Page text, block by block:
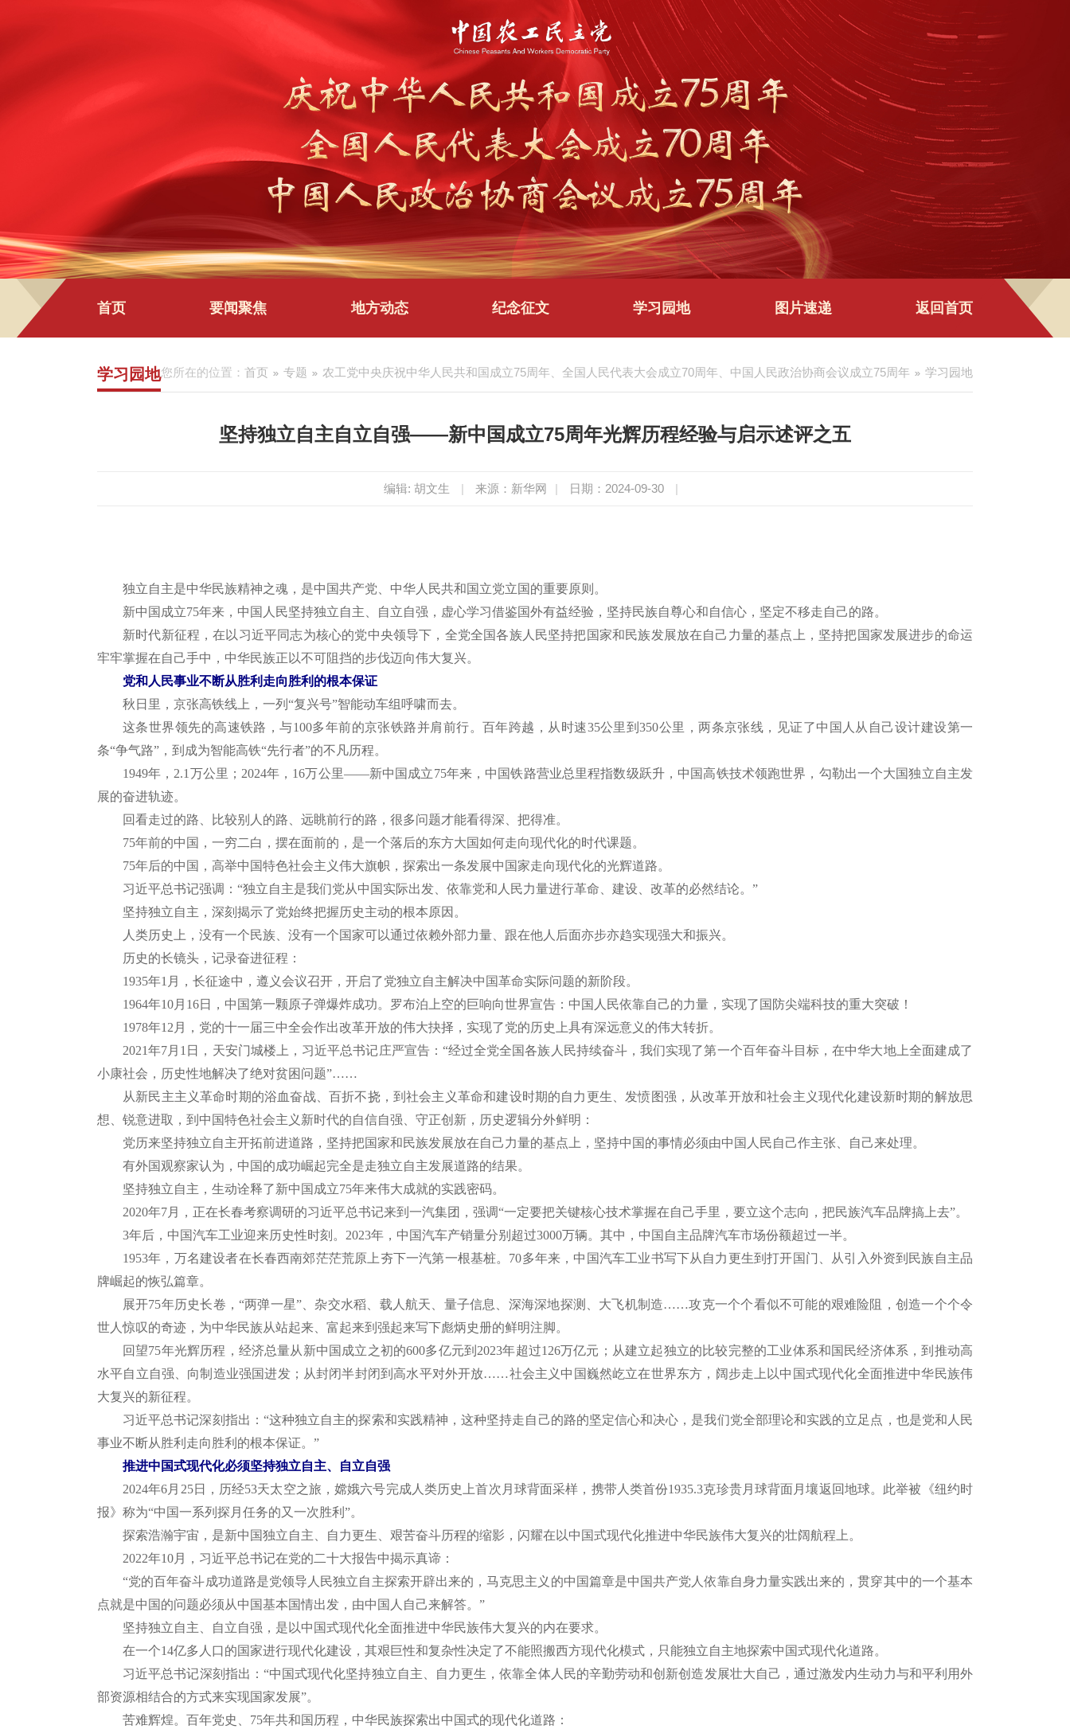
首页 要闻聚焦 地方动态 纪念征文 学习园地 图片速递 返回首页
您所在的位置： 首页 专题 农工党中央庆祝中华人民共和国成立75周年、全国人民代表大会成立70周年、中国人民政治协商会议成立75周年 学习园地
学习园地
坚持独立自主自立自强——新中国成立75周年光辉历程经验与启示述评之五
编辑: 胡文生 | 来源：新华网 | 日期：2024-09-30 |
独立自主是中华民族精神之魂，是中国共产党、中华人民共和国立党立国的重要原则。
新中国成立75年来，中国人民坚持独立自主、自立自强，虚心学习借鉴国外有益经验，坚持民族自尊心和自信心，坚定不移走自己的路。
新时代新征程，在以习近平同志为核心的党中央领导下，全党全国各族人民坚持把国家和民族发展放在自己力量的基点上，坚持把国家发展进步的命运
牢牢掌握在自己手中，中华民族正以不可阻挡的步伐迈向伟大复兴。
党和人民事业不断从胜利走向胜利的根本保证
秋日里，京张高铁线上，一列 “复兴号”智能动车组呼啸而去。
这条世界领先的高速铁路，与100多年前的京张铁路并肩前行。百年跨越，从时速35公里到350公里，两条京张线，见证了中国人从自己设计建设第一
条“争气路”，到成为智能高铁“先行者”的不凡历程。
1949年，2.1万公里；2024年，16万公里——新中国成立75年来，中国铁路营业总里程指数级跃升，中国高铁技术领跑世界，勾勒出一个大国独立自主发
展的奋进轨迹。
回看走过的路、比较别人的路、远眺前行的路，很多问题才能看得深、把得准。
75年前的中国，一穷二白，摆在面前的，是一个落后的东方大国如何走向现代化的时代课题。
75年后的中国，高举中国特色社会主义伟大旗帜，探索出一条发展中国家走向现代化的光辉道路。
习近平总书记强调： “独立自主是我们党从中国实际出发、依靠党和人民力量进行革命、建设、改革的必然结论。”
坚持独立自主，深刻揭示了党始终把握历史主动的根本原因。
人类历史上，没有一个民族、没有一个国家可以通过依赖外部力量、跟在他人后面亦步亦趋实现强大和振兴。
历史的长镜头，记录奋进征程：
1935年1月，长征途中，遵义会议召开，开启了党独立自主解决中国革命实际问题的新阶段。
1964年10月16日，中国第一颗原子弹爆炸成功。罗布泊上空的巨响向世界宣告：中国人民依靠自己的力量，实现了国防尖端科技的重大突破！
1978年12月，党的十一届三中全会作出改革开放的伟大抉择，实现了党的历史上具有深远意义的伟大转折。
2021年7月1日，天安门城楼上，习近平总书记庄严宣告：“经过全党全国各族人民持续奋斗，我们实现了第一个百年奋斗目标，在中华大地上全面建成了
小康社会，历史性地解决了绝对贫困问题”……
从新民主主义革命时期的浴血奋战、百折不挠，到社会主义革命和建设时期的自力更生、发愤图强，从改革开放和社会主义现代化建设新时期的解放思
想、锐意进取，到中国特色社会主义新时代的自信自强、守正创新，历史逻辑分外鲜明：
党历来坚持独立自主开拓前进道路，坚持把国家和民族发展放在自己力量的基点上，坚持中国的事情必须由中国人民自己作主张、自己来处理。
有外国观察家认为，中国的成功崛起完全是走独立自主发展道路的结果。
坚持独立自主，生动诠释了新中国成立75年来伟大成就的实践密码。
2020年7月，正在长春考察调研的习近平总书记来到一汽集团，强调“一定要把关键核心技术掌握在自己手里，要立这个志向，把民族汽车品牌搞上去”。
3年后，中国汽车工业迎来历史性时刻。2023年，中国汽车产销量分别超过3000万辆。其中，中国自主品牌汽车市场份额超过一半。
1953年，万名建设者在长春西南郊茫茫荒原上夯下一汽第一根基桩。70多年来，中国汽车工业书写下从自力更生到打开国门、从引入外资到民族自主品
牌崛起的恢弘篇章。
展开75年历史长卷，“两弹一星”、杂交水稻、载人航天、量子信息、深海深地探测、大飞机制造……攻克一个个看似不可能的艰难险阻，创造一个个令
世人惊叹的奇迹，为中华民族从站起来、富起来到强起来写下彪炳史册的鲜明注脚。
回望75年光辉历程，经济总量从新中国成立之初的600多亿元到2023年超过126万亿元；从建立起独立的比较完整的工业体系和国民经济体系，到推动高
水平自立自强、向制造业强国进发；从封闭半封闭到高水平对外开放……社会主义中国巍然屹立在世界东方，阔步走上以中国式现代化全面推进中华民族伟
大复兴的新征程。
习近平总书记深刻指出： “这种独立自主的探索和实践精神，这种坚持走自己的路的坚定信心和决心，是我们党全部理论和实践的立足点，也是党和人民
事业不断从胜利走向胜利的根本保证。”
推进中国式现代化必须坚持独立自主、自立自强
2024年6月25日，历经53天太空之旅，嫦娥六号完成人类历史上首次月球背面采样，携带人类首份1935.3克珍贵月球背面月壤返回地球。此举被《纽约时
报》称为“中国一系列探月任务的又一次胜利”。
探索浩瀚宇宙，是新中国独立自主、自力更生、艰苦奋斗历程的缩影，闪耀在以中国式现代化推进中华民族伟大复兴的壮阔航程上。
2022年10月，习近平总书记在党的二十大报告中揭示真谛：
“党的百年奋斗成功道路是党领导人民独立自主探索开辟出来的，马克思主义的中国篇章是中国共产党人依靠自身力量实践出来的，贯穿其中的一个基本
点就是中国的问题必须从中国基本国情出发，由中国人自己来解答。”
坚持独立自主、自立自强，是以中国式现代化全面推进中华民族伟大复兴的内在要求。
在一个14亿多人口的国家进行现代化建设，其艰巨性和复杂性决定了不能照搬西方现代化模式，只能独立自主地探索中国式现代化道路。
习近平总书记深刻指出：“中国式现代化坚持独立自主、自力更生，依靠全体人民的辛勤劳动和创新创造发展壮大自己，通过激发内生动力与和平利用外
部资源相结合的方式来实现国家发展”。
苦难辉煌。百年党史、75年共和国历程，中华民族探索出中国式的现代化道路：